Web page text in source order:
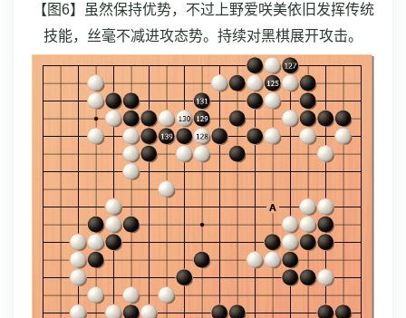
【图6】虽然保持优势，不过上野爱咲美依旧发挥传统
技能，丝毫不减进攻态势。持续对黑棋展开攻击。